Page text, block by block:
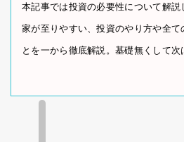
本記事では投資の必要性について解
家が至りやすい、投資のやり方や全て
とを一から徹底解説。基礎無くして次